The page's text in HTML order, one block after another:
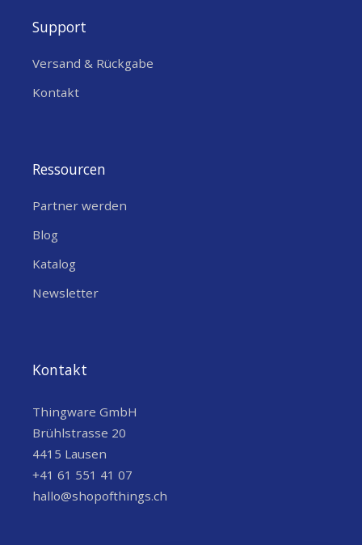
Support
Versand & Rückgabe
Kontakt
Ressourcen
Partner werden
Blog
Katalog
Newsletter
Kontakt
Thingware GmbH
Brühlstrasse 20
4415 Lausen
+41 61 551 41 07
hallo@shopofthings.ch